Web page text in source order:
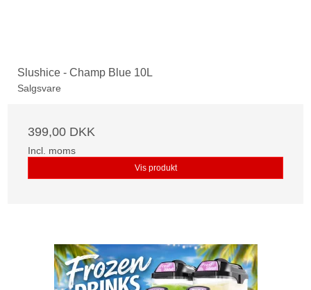
Slushice - Champ Blue 10L
Salgsvare
399,00 DKK
Incl. moms
Vis produkt